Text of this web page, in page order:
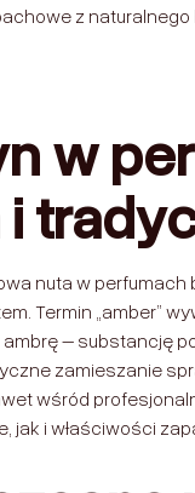
z naturalnego
w
nuta w perfumach
Termin „amber”
ambrę – substancję
zamieszanie
wśród
jak i właściwości